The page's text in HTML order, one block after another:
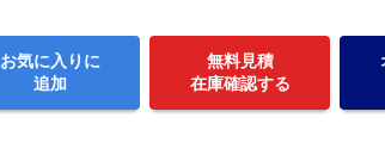
お気に入りに
追加
無料見積
在庫確認する